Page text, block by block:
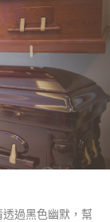
過黑色幽默，幫